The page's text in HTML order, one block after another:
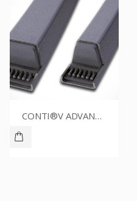
CONTI®V ADVANCE SPZ1612CR